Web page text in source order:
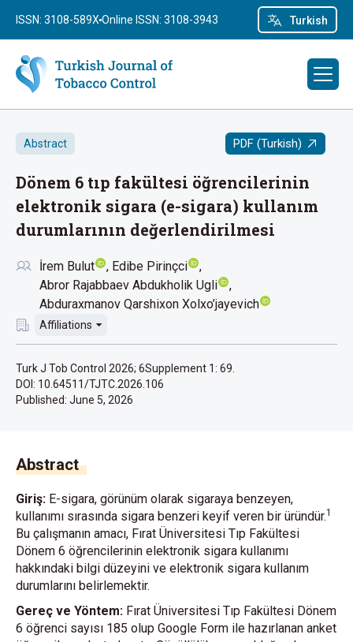
Turkish
ISSN: 3108-589X Online ISSN: 3108-3943
Abstract PDF (Turkish)
Dönem 6 tıp fakültesi öğrencilerinin
elektronik sigara (e-sigara) kullanım
durumlarının değerlendirilmesi
İrem Bulut
Edibe Pirinçci
Abror Rajabbaev Abdukholik Ugli
Abduraxmanov Qarshixon Xolxo’jayevich
Affiliations
Turk J Tob Control 2026; 6Supplement 1: 69.
DOI: 10.64511/TJTC.2026.106
Published: June 5, 2026
Abstract
Giriş: E-sigara, görünüm olarak sigaraya benzeyen,
kullanımı sırasında sigara benzeri keyif veren bir üründür.1
Bu çalışmanın amacı, Fırat Üniversitesi Tıp Fakültesi
Dönem 6 öğrencilerinin elektronik sigara kullanımı
hakkındaki bilgi düzeyini ve elektronik sigara kullanım
durumlarını belirlemektir.
Gereç ve Yöntem: Fırat Üniversitesi Tıp Fakültesi Dönem
6 öğrenci sayısı 185 olup Google Form ile hazırlanan anket